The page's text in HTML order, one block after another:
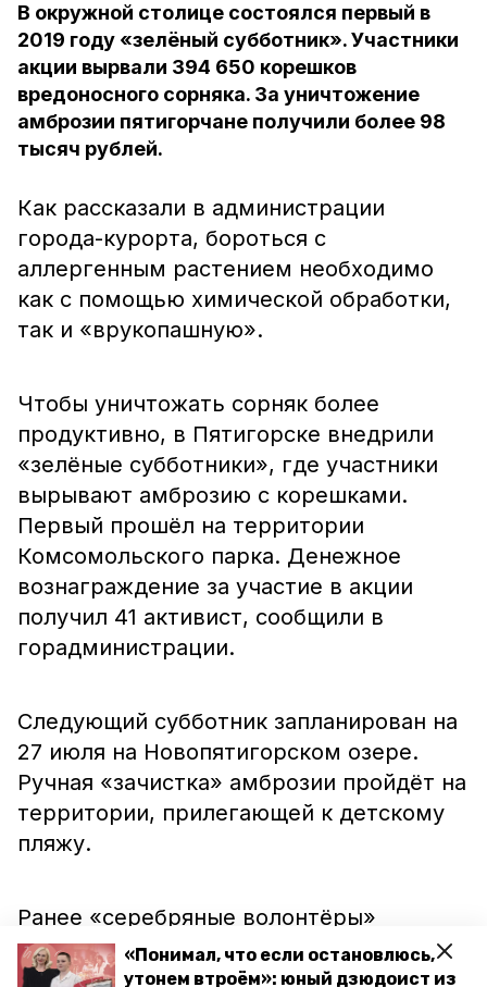
«Понимал, что если остановлюсь,
утонем втроём»: юный дзюдоист из
В окружной столице состоялся первый в
2019 году «зелёный субботник». Участники
акции вырвали 394 650 корешков
вредоносного сорняка. За уничтожение
амброзии пятигорчане получили более 98
тысяч рублей.
Как рассказали в администрации
города-курорта, бороться с
аллергенным растением необходимо
как с помощью химической обработки,
так и «врукопашную».
Чтобы уничтожать сорняк более
продуктивно, в Пятигорске внедрили
«зелёные субботники», где участники
вырывают амброзию с корешками.
Первый прошёл на территории
Комсомольского парка. Денежное
вознаграждение за участие в акции
получил 41 активист, сообщили в
горадминистрации.
Следующий субботник запланирован на
27 июля на Новопятигорском озере.
Ручная «зачистка» амброзии пройдёт на
территории, прилегающей к детскому
пляжу.
Ранее «серебряные волонтёры»
организовалисубботник в
Железноводске. Под горой Бештау они